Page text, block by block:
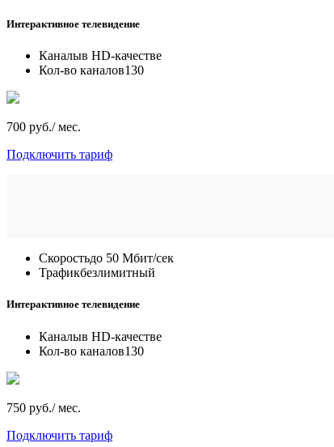
Интерактивное телевидение
Каналыв HD-качестве
Кол-во каналов130
700 руб./ мес.
Подключить тариф
Скоростьдо 50 Мбит/сек
Трафикбезлимитный
Интерактивное телевидение
Каналыв HD-качестве
Кол-во каналов130
750 руб./ мес.
Подключить тариф